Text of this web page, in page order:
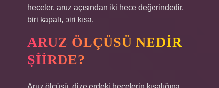
heceler, aruz açısından iki hece değerindedir,
biri kapalı, biri kısa.
ARUZ ÖLÇÜSÜ NEDIR
ŞIIRDE?
Aruz ölçüsü, dizelerdeki hecelerin kısalığına,